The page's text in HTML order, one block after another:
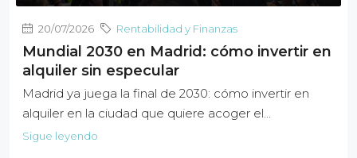
20/07/2026 Rentabilidad y Finanzas
Mundial 2030 en Madrid: cómo invertir en
alquiler sin especular
Madrid ya juega la final de 2030: cómo invertir en
alquiler en la ciudad que quiere acoger el...
Sigue leyendo